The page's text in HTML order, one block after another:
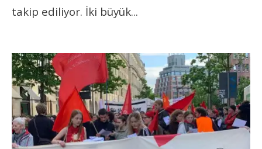
takip ediliyor. İki büyük...